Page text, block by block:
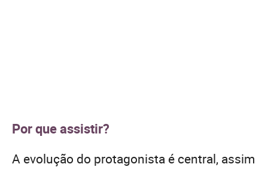
Por que assistir?
A evolução do protagonista é central, assim